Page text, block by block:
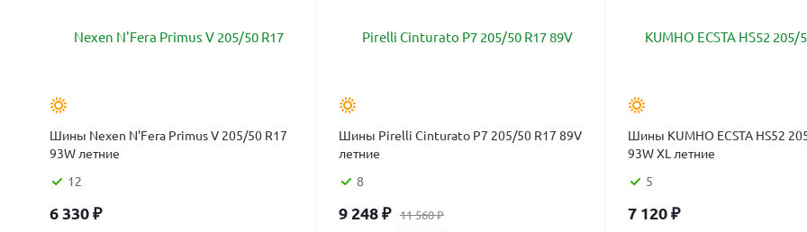
Шины Nexen N'Fera Primus V 205/50 R17
93W летние
12
6 330₽
Шины Pirelli Cinturato P7 205/50 R17 89V
летние
8
9 248₽ 11 560₽
Шины KUMHO ECSTA HS52
93W XL летние
5
7 120₽